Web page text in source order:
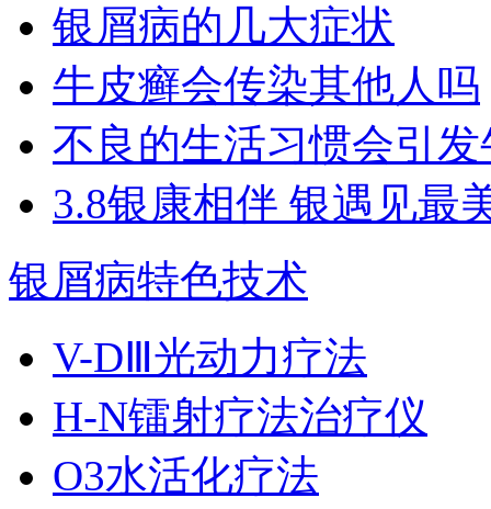
银屑病的几大症状
牛皮癣会传染其他人吗
不良的生活习惯会引
3.8银康相伴 银遇见最
银屑病特色技术
V-DⅢ光动力疗法
H-N镭射疗法治疗仪
O3水活化疗法